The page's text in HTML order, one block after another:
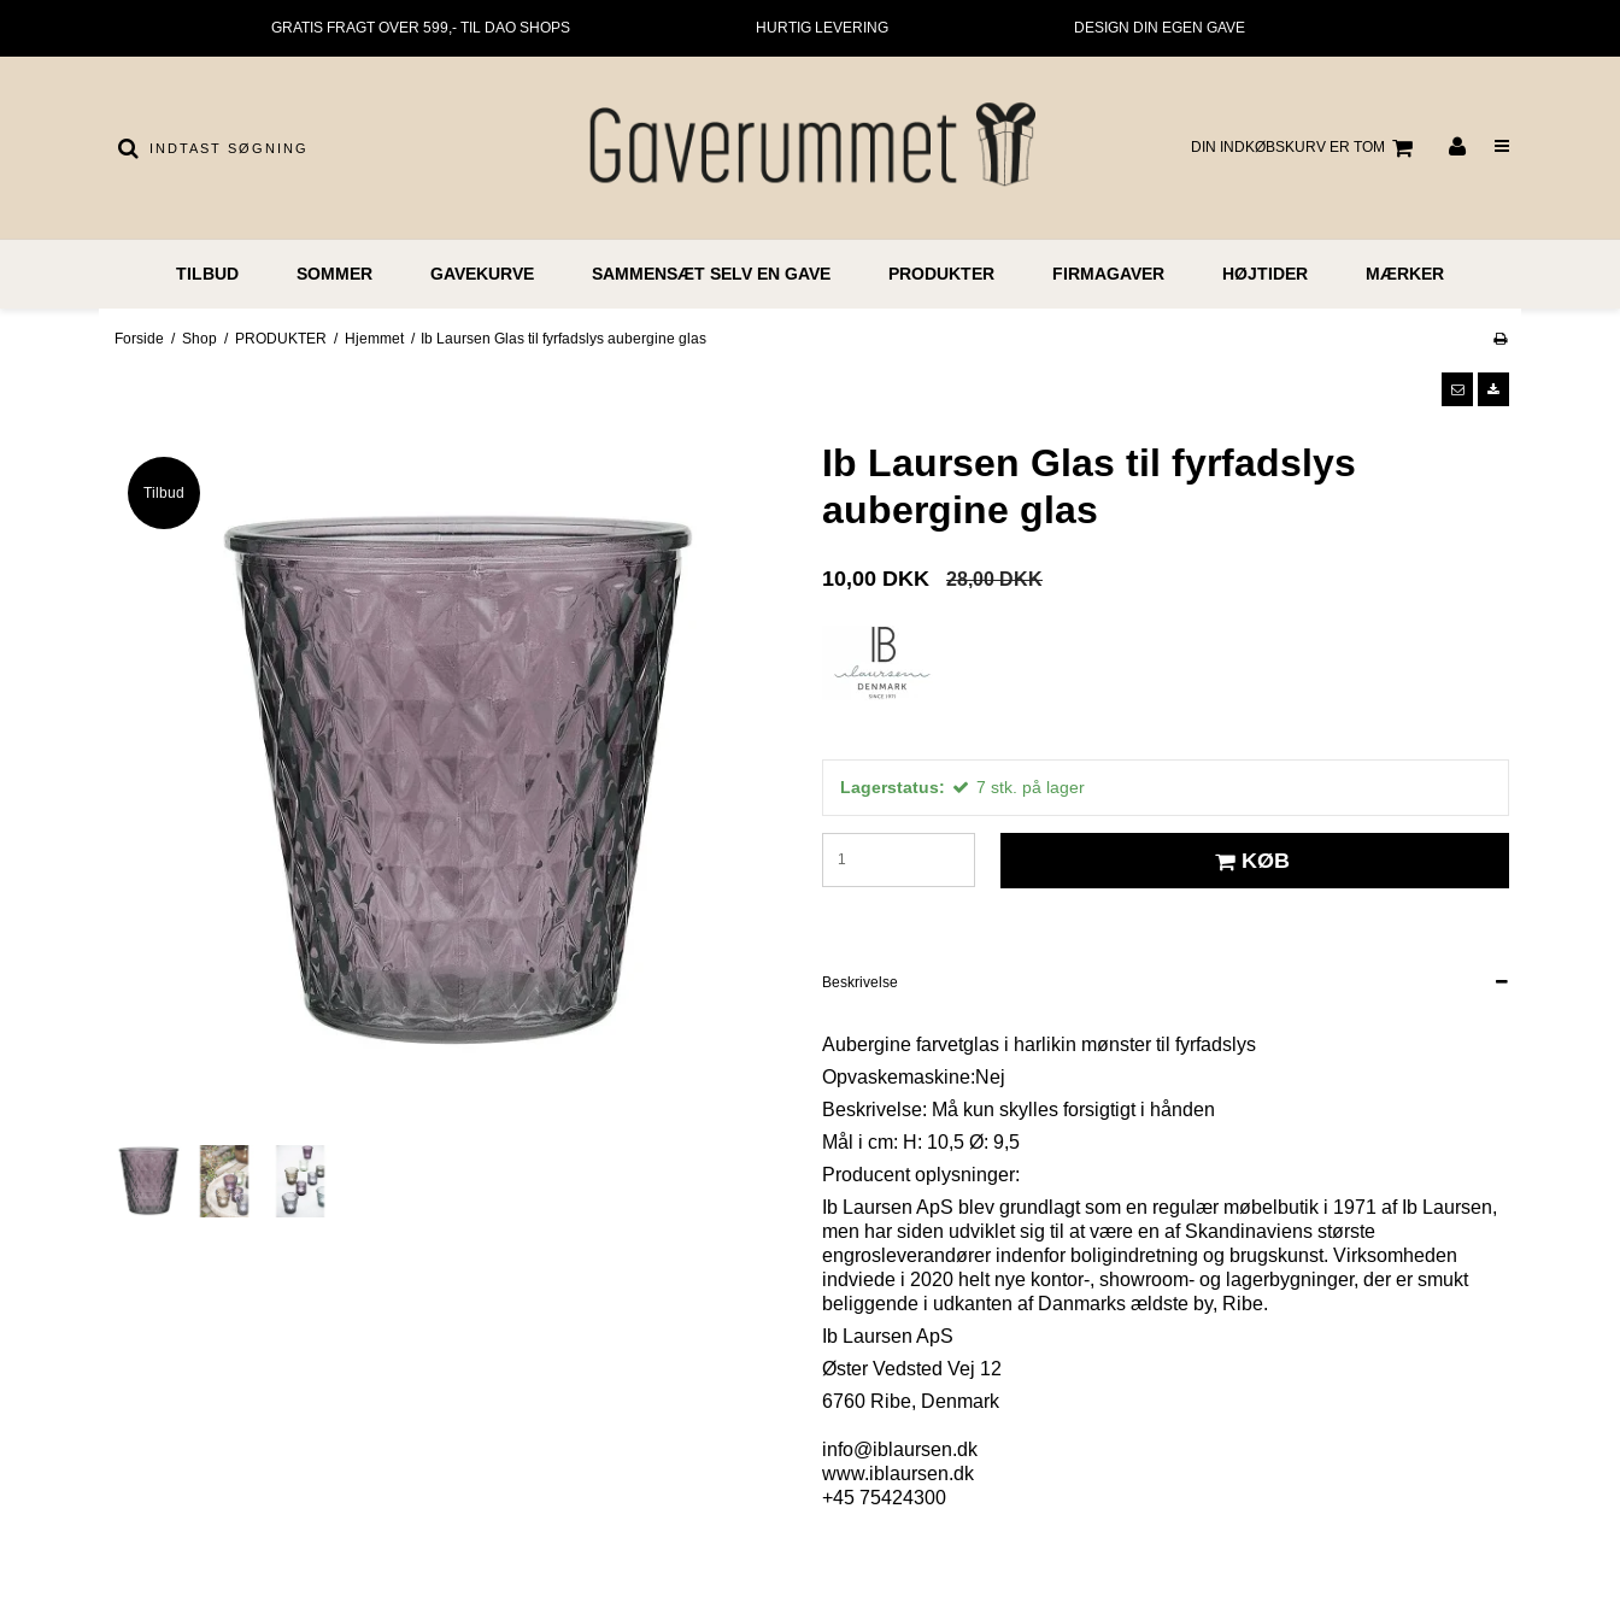
GRATIS FRAGT OVER 599,- TIL DAO SHOPS HURTIG LEVERING DESIGN DIN EGEN GAVE
DIN INDKØBSKURV ER TOM
TILBUD SOMMER GAVEKURVE SAMMENSÆT SELV EN GAVE PRODUKTER FIRMAGAVER HØJTIDER MÆRKER
Forside / Shop / PRODUKTER / Hjemmet / Ib Laursen Glas til fyrfadslys aubergine glas
Tilbud
Ib Laursen Glas til fyrfadslys
aubergine glas
10,00 DKK 28,00 DKK
Lagerstatus: 7 stk. på lager
KØB
Beskrivelse
Aubergine farvetglas i harlikin mønster til fyrfadslys
Opvaskemaskine:Nej
Beskrivelse: Må kun skylles forsigtigt i hånden
Mål i cm: H: 10,5 Ø: 9,5
Producent oplysninger:
Ib Laursen ApS blev grundlagt som en regulær møbelbutik i 1971 af Ib Laursen,
men har siden udviklet sig til at være en af ​​Skandinaviens største
engrosleverandører indenfor boligindretning og brugskunst. Virksomheden
indviede i 2020 helt nye kontor-, showroom- og lagerbygninger, der er smukt
beliggende i udkanten af ​​Danmarks ældste by, Ribe.
Ib Laursen ApS
Øster Vedsted Vej 12
6760 Ribe, Denmark
info@iblaursen.dk
www.iblaursen.dk
+45 75424300